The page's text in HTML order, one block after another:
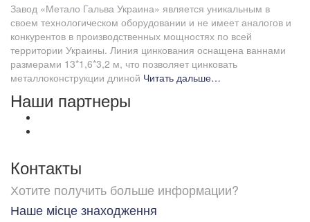
Завод «Метало Гальва Украина» является уникальным в
своем технологическом оборудовании и не имеет аналогов и
конкурентов в производственных мощностях по всей
территории Украины. Линия цинкования оснащена ваннами
размерами 13*1,6*3,2 м, что позволяет цинковать
металлоконструкции длиной Читать дальше…
Наши партнеры
Контакты
Хотите получить больше информации?
Наше місце знаходження